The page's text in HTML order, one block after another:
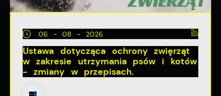
06 - 08 - 2026
Ustawa dotycząca ochrony zwięrząt
w zakresie utrzymania psów i kotów
- zmiany w przepisach.